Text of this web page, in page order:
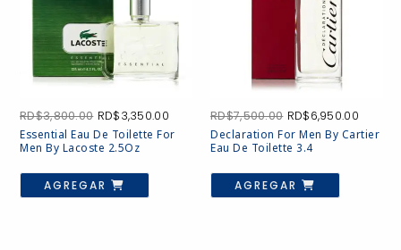
RD$3,800.00 El
precio
original
RD$3,800.00.
RD$3,350.00El
precio
actual
RD$3,350.00.
Essential Eau De Toilette For
Men By Lacoste 2.5Oz
AGREGAR
RD$7,500.00 El
precio
original
RD$7,500.00.
RD$6,950.00El
precio
actual
Declaration For Men By Cartier
Eau De Toilette 3.4
AGREGAR